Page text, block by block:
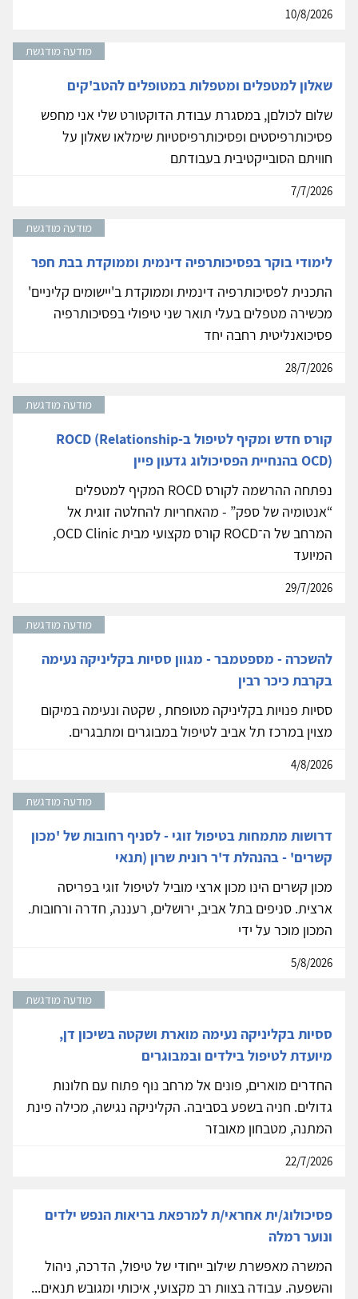
10/8/2026
מודעה מודגשת
שאלון למטפלים ומטפלות במטופלים להטב'קים
שלום לכולםן, במסגרת עבודת הדוקטורט שלי אני מחפש
פסיכותרפיסטים ופסיכותרפיסטיות שימלאו שאלון על
חוויתם הסובייקטיבית בעבודתם
7/7/2026
מודעה מודגשת
לימודי בוקר בפסיכותרפיה דינמית וממוקדת בבת חפר
התכנית לפסיכותרפיה דינמית וממוקדת ב'יישומים קליניים'
מכשירה מטפלים בעלי תואר שני טיפולי בפסיכותרפיה
פסיכואנליטית רחבה יחד
28/7/2026
מודעה מודגשת
קורס חדש ומקיף לטיפול ב-ROCD (Relationship
OCD) בהנחיית הפסיכולוג גדעון פיין
נפתחה ההרשמה לקורס ROCD המקיף למטפלים
“אנטומיה של ספק” - מהאחריות להחלטה זוגית אל
המרחב של ה־ROCD קורס מקצועי מבית OCD Clinic,
המיועד
29/7/2026
מודעה מודגשת
להשכרה - מספטמבר - מגוון ססיות בקליניקה נעימה
בקרבת כיכר רבין
ססיות פנויות בקליניקה מטופחת , שקטה ונעימה במיקום
מצוין במרכז תל אביב לטיפול במבוגרים ומתבגרים.
4/8/2026
מודעה מודגשת
דרושות מתמחות בטיפול זוגי - לסניף רחובות של 'מכון
קשרים' - בהנהלת ד'ר רונית שרון (תנאי
מכון קשרים הינו מכון ארצי מוביל לטיפול זוגי בפריסה
ארצית. סניפים בתל אביב, ירושלים, רעננה, חדרה ורחובות.
המכון מוכר על ידי
5/8/2026
מודעה מודגשת
ססיות בקליניקה נעימה מוארת ושקטה בשיכון דן,
מיועדת לטיפול בילדים ובמבוגרים
החדרים מוארים, פונים אל מרחב נוף פתוח עם חלונות
גדולים. חניה בשפע בסביבה. הקליניקה נגישה, מכילה פינת
המתנה, מטבחון מאובזר
22/7/2026
פסיכולוג/ית אחראי/ת למרפאת בריאות הנפש ילדים
ונוער רמלה
המשרה מאפשרת שילוב ייחודי של טיפול, הדרכה, ניהול
והשפעה. עבודה בצוות רב מקצועי, איכותי ומגובש תנאים...